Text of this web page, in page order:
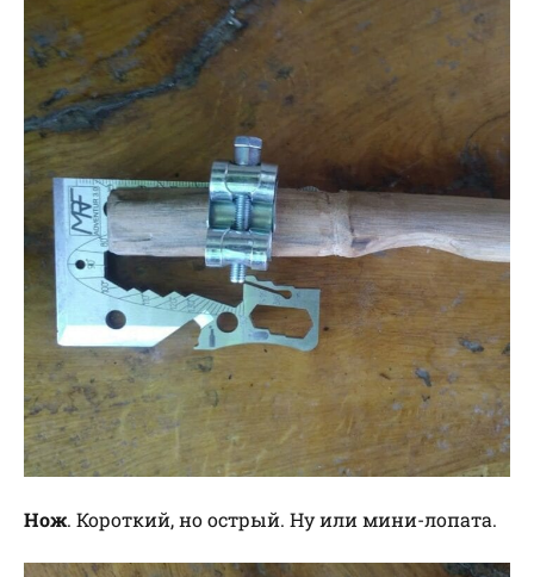
Нож. Короткий, но острый. Ну или мини-лопата.